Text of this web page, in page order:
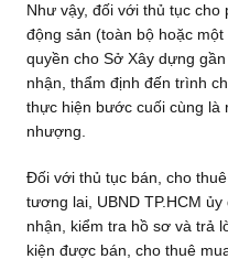
Như vậy, đối với thủ tục
động sản (toàn bộ hoặc
quyền cho Sở Xây dựng
nhận, thẩm định đến trình
thực hiện bước cuối cùng là
nhượng.
Đối với thủ tục bán, cho
tương lai, UBND TP.HCM
nhận, kiểm tra hồ sơ và trả
kiện được bán, cho thuê